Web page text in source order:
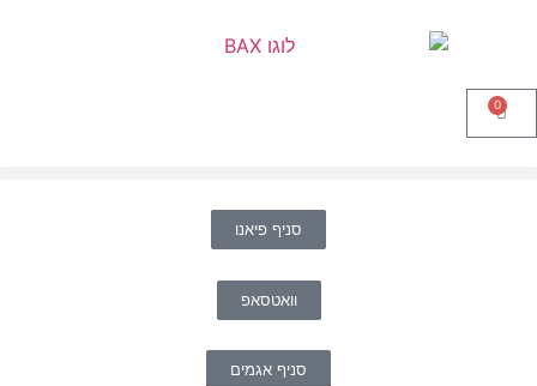
0
סניף פיאנו
וואטסאפ
סניף אגמים